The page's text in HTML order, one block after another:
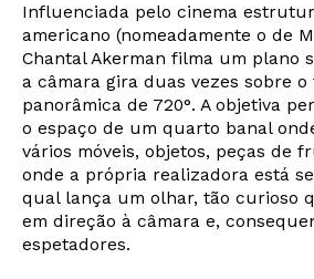
Influenciada pelo cinema
americano (nomeadamente o de
Chantal Akerman filma um plano
a câmara gira duas vezes sobre
panorâmica de 720°. A objetiva
o espaço de um quarto banal
vários móveis, objetos, peças de
onde a própria realizadora está
qual lança um olhar, tão curioso
em direção à câmara e,
espetadores.